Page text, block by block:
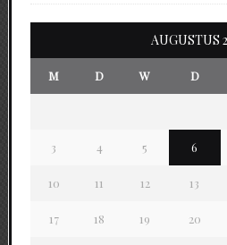
AUGUSTUS
M D W D
3 4 5 6
10 11 12 13
17 18 19 20